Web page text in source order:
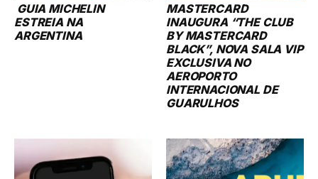
GUIA MICHELIN
ESTREIA NA
ARGENTINA
MASTERCARD
INAUGURA “THE CLUB
BY MASTERCARD
BLACK”, NOVA SALA VIP
EXCLUSIVA NO
AEROPORTO
INTERNACIONAL DE
GUARULHOS